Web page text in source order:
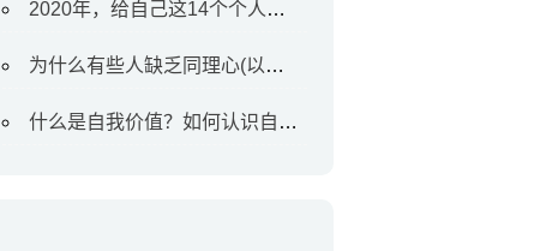
2020年，给自己这14个个人目标
为什么有些人缺乏同理心(以及如何对待他们)
什么是自我价值？如何认识自我价值